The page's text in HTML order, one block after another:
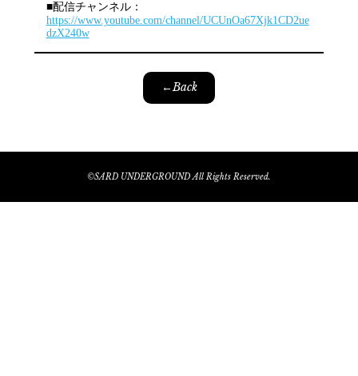
■配信チャンネル：
https://www.youtube.com/channel/UCUnOa67Xjk1CD2ue
dzX240w
←Back
©SARD UNDERGROUND All Rights Reserved.